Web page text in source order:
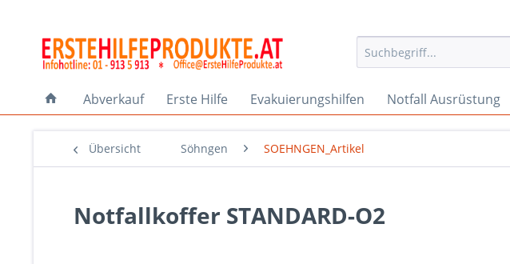
Abverkauf Erste Hilfe Evakuierungshilfen Notfall Ausrüstung
Übersicht Söhngen SOEHNGEN_Artikel
Notfallkoffer STANDARD-O2